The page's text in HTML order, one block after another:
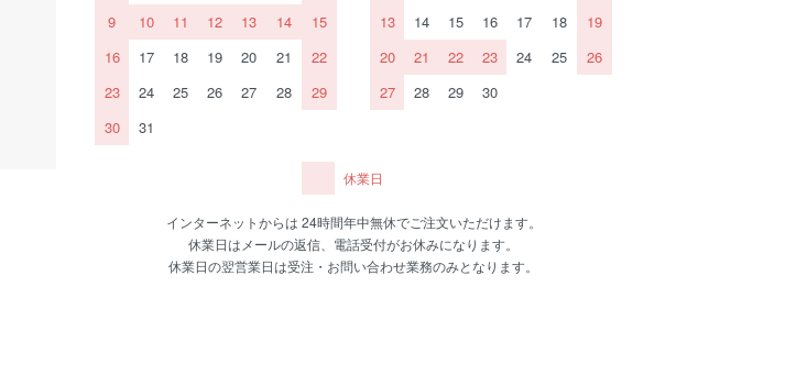
9
10 11 12 13 14
15
16
17 18 19 20 21
22
23
24 25 26 27 28
29
30
31
13
14 15 16 17 18
19
20
21 22 23 24 25
26
27
28 29 30
休業日
インターネットからは 24時間年中無休でご注文いただけます。
休業日はメールの返信、電話受付がお休みになります。
休業日の翌営業日は受注・お問い合わせ業務のみとなります。